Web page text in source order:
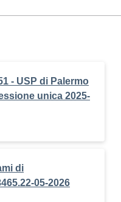
- USP di Palermo
unica 2025-
di
05-2026